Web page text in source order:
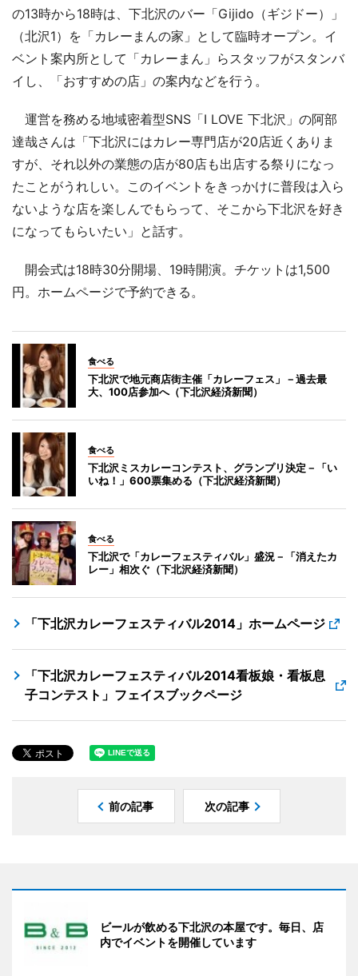
の13時から18時は、下北沢のバー「Gijido（ギジドー）」
（北沢1）を「カレーまんの家」として臨時オープン。イ
ベント案内所として「カレーまん」らスタッフがスタンバ
イし、「おすすめの店」の案内などを行う。
運営を務める地域密着型SNS「I LOVE 下北沢」の阿部
達哉さんは「下北沢にはカレー専門店が20店近くありま
すが、それ以外の業態の店が80店も出店する祭りになっ
たことがうれしい。このイベントをきっかけに普段は入ら
ないような店を楽しんでもらって、そこから下北沢を好き
になってもらいたい」と話す。
開会式は18時30分開場、19時開演。チケットは1,500
円。ホームページで予約できる。
食べる
下北沢で地元商店街主催「カレーフェス」－過去最
大、100店参加へ（下北沢経済新聞）
食べる
下北沢ミスカレーコンテスト、グランプリ決定－「い
いね！」600票集める（下北沢経済新聞）
食べる
下北沢で「カレーフェスティバル」盛況－「消えたカ
レー」相次ぐ（下北沢経済新聞）
「下北沢カレーフェスティバル2014」ホームページ
「下北沢カレーフェスティバル2014看板娘・看板息
子コンテスト」フェイスブックページ
前の記事 次の記事
ビールが飲める下北沢の本屋です。毎日、店
内でイベントを開催しています